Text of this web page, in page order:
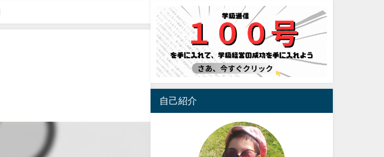
自己紹介